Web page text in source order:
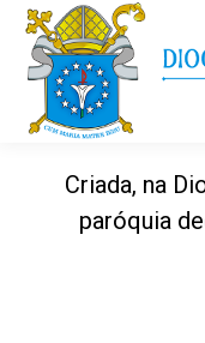
Criada, na
paróquia